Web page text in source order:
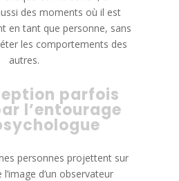
des moments où il est
en tant que personne, sans
les comportements des
autres.
parfois
l’entourage
personnes projettent sur
d’un observateur